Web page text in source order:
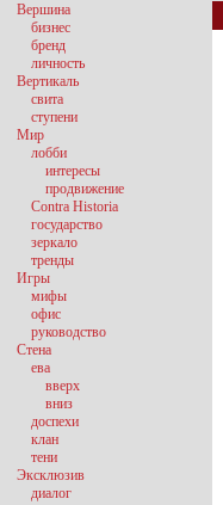
Вершина
бизнес
бренд
личность
Вертикаль
свита
ступени
Мир
лобби
интересы
продвижение
Contra Historia
государство
зеркало
тренды
Игры
мифы
офис
руководство
Стена
ева
вверх
вниз
доспехи
клан
тени
Эксклюзив
диалог